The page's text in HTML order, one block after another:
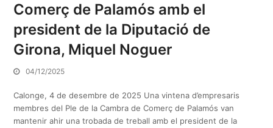
Comerç de Palamós amb el
president de la Diputació de
Girona, Miquel Noguer
04/12/2025
Calonge, 4 de desembre de 2025 Una vintena d’empresaris
membres del Ple de la Cambra de Comerç de Palamós van
mantenir ahir una trobada de treball amb el president de la